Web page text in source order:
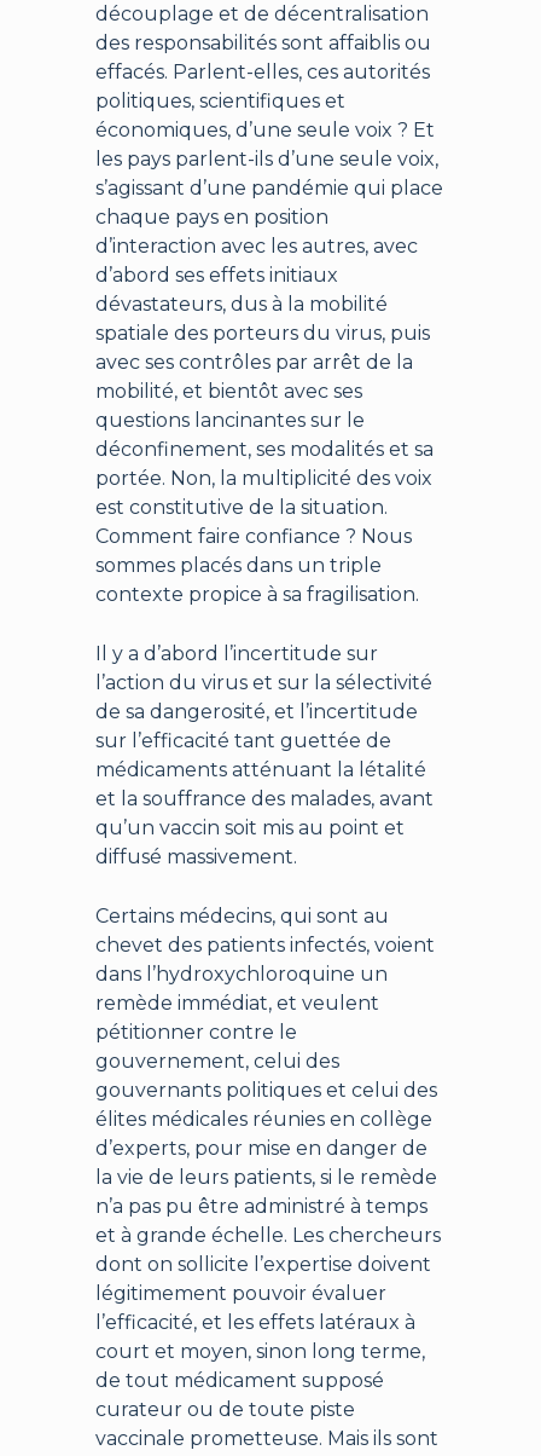
découplage et de décentralisation
des responsabilités sont affaiblis ou
effacés. Parlent-elles, ces autorités
politiques, scientifiques et
économiques, d’une seule voix ? Et
les pays parlent-ils d’une seule voix,
s’agissant d’une pandémie qui place
chaque pays en position
d’interaction avec les autres, avec
d’abord ses effets initiaux
dévastateurs, dus à la mobilité
spatiale des porteurs du virus, puis
avec ses contrôles par arrêt de la
mobilité, et bientôt avec ses
questions lancinantes sur le
déconfinement, ses modalités et sa
portée. Non, la multiplicité des voix
est constitutive de la situation.
Comment faire confiance ? Nous
sommes placés dans un triple
contexte propice à sa fragilisation.
Il y a d’abord l’incertitude sur
l’action du virus et sur la sélectivité
de sa dangerosité, et l’incertitude
sur l’efficacité tant guettée de
médicaments atténuant la létalité
et la souffrance des malades, avant
qu’un vaccin soit mis au point et
diffusé massivement.
Certains médecins, qui sont au
chevet des patients infectés, voient
dans l’hydroxychloroquine un
remède immédiat, et veulent
pétitionner contre le
gouvernement, celui des
gouvernants politiques et celui des
élites médicales réunies en collège
d’experts, pour mise en danger de
la vie de leurs patients, si le remède
n’a pas pu être administré à temps
et à grande échelle. Les chercheurs
dont on sollicite l’expertise doivent
légitimement pouvoir évaluer
l’efficacité, et les effets latéraux à
court et moyen, sinon long terme,
de tout médicament supposé
curateur ou de toute piste
vaccinale prometteuse. Mais ils sont